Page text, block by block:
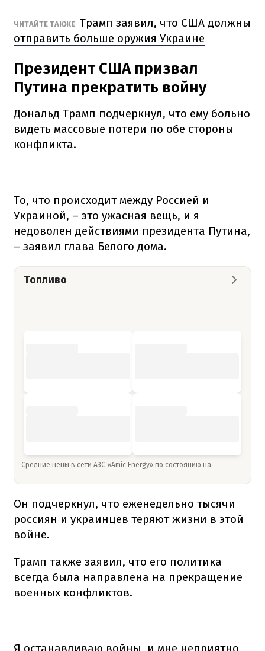
ЧИТАЙТЕ ТАКЖЕ Трамп заявил, что США должны
отправить больше оружия Украине
Президент США призвал
Путина прекратить войну
Дональд Трамп подчеркнул, что ему больно
видеть массовые потери по обе стороны
конфликта.
То, что происходит между Россией и
Украиной, – это ужасная вещь, и я
недоволен действиями президента Путина,
– заявил глава Белого дома.
Топливо
Средние цены в сети АЗС «Amic Energy» по состоянию на
Он подчеркнул, что еженедельно тысячи
россиян и украинцев теряют жизни в этой
войне.
Трамп также заявил, что его политика
всегда была направлена на прекращение
военных конфликтов.
Я останавливаю войны, и мне неприятно